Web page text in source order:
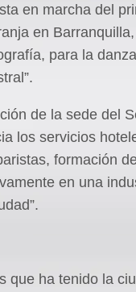
en marcha del
en Barranquilla,
para la
de la sede del
los servicios
formación
en una
que ha tenido la